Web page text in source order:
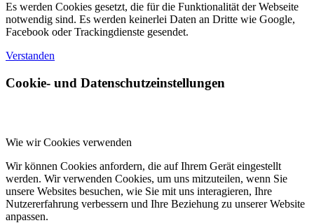
Es werden Cookies gesetzt, die für die Funktionalität der Webseite
notwendig sind. Es werden keinerlei Daten an Dritte wie Google,
Facebook oder Trackingdienste gesendet.
Verstanden
Cookie- und Datenschutzeinstellungen
Wie wir Cookies verwenden
Wir können Cookies anfordern, die auf Ihrem Gerät eingestellt
werden. Wir verwenden Cookies, um uns mitzuteilen, wenn Sie
unsere Websites besuchen, wie Sie mit uns interagieren, Ihre
Nutzererfahrung verbessern und Ihre Beziehung zu unserer Website
anpassen.